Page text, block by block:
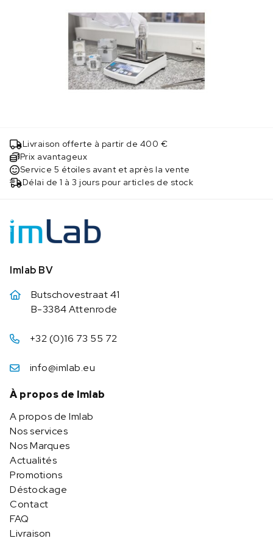
Livraison offerte à partir de 400 €
Prix avantageux
Service 5 étoiles avant et après la vente
Délai de 1 à 3 jours pour articles de stock
Imlab BV
Butschovestraat 41
B-3384 Attenrode
+32 (0)16 73 55 72
info@imlab.eu
À propos de Imlab
A propos de Imlab
Nos services
Nos Marques
Actualités
Promotions
Déstockage
Contact
FAQ
Livraison